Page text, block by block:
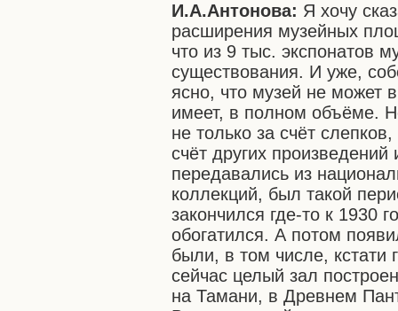
И.А.Антонова: Я хочу
расширения музейных
что из 9 тыс. экспонатов
существования. И уже,
ясно, что музей не может
имеет, в полном объёме.
не только за счёт
счёт других
передавались из
коллекций, был такой
закончился где-то к 1930
обогатился. А потом
были, в том числе, кстати
сейчас целый зал
на Тамани, в Древнем